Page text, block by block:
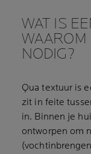
WAT IS
WAAROM
NODIG?
Qua textuur is
zit in feite
in. Binnen je
ontworpen om